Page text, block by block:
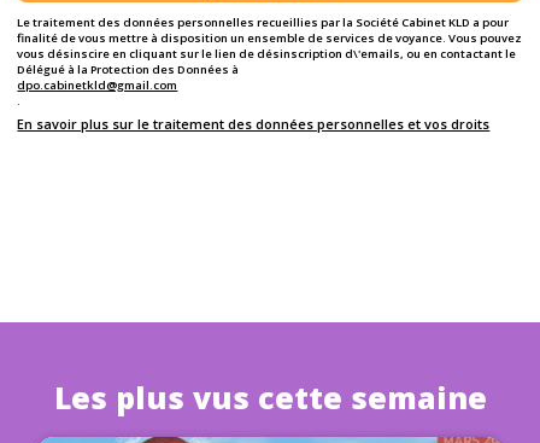
Le traitement des données personnelles recueillies par la Société Cabinet KLD a pour
finalité de vous mettre à disposition un ensemble de services de voyance. Vous pouvez
vous désinscire en cliquant sur le lien de désinscription d\'emails, ou en contactant le
Délégué à la Protection des Données à
dpo.cabinetkld@gmail.com
.
En savoir plus sur le traitement des données personnelles et vos droits
Les plus vus cette semaine